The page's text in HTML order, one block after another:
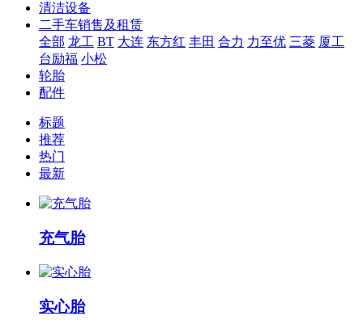
清洁设备
二手车销售及租赁
全部 龙工 BT 大连 东方红 丰田 合力 力至优 三菱 厦工
台励福 小松
轮胎
配件
标题
推荐
热门
最新
充气胎
实心胎